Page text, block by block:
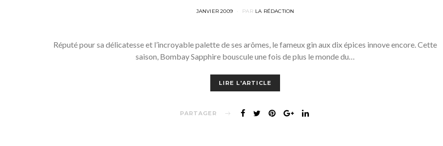
POSTED
JANVIER 2009 PAR LA RÉDACTION
Réputé pour sa délicatesse et l’incroyable palette de ses arômes, le fameux gin aux dix épices innove encore. Cette
saison, Bombay Sapphire bouscule une fois de plus le monde du…
LIRE L'ARTICLE
PARTAGER